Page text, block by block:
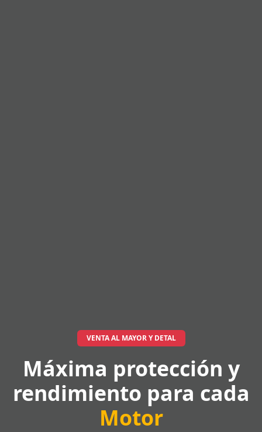
VENTA AL MAYOR Y DETAL
Máxima protección y
rendimiento para cada
Motor